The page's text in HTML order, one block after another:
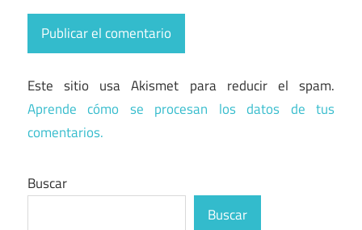
Este sitio usa Akismet para reducir el spam.
Aprende cómo se procesan los datos de tus
comentarios.
Buscar
Buscar